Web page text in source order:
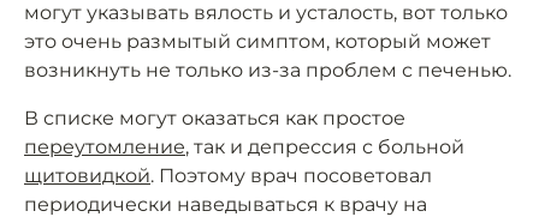
могут указывать вялость и усталость, вот только
это очень размытый симптом, который может
возникнуть не только из-за проблем с печенью.
В списке могут оказаться как простое
переутомление, так и депрессия с больной
щитовидкой. Поэтому врач посоветовал
периодически наведываться к врачу на